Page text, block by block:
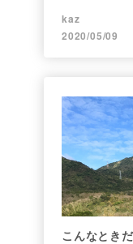
kaz
2020/05/09
こんなとき